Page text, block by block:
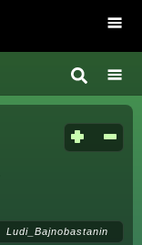
Ludi_Bajnobastanin